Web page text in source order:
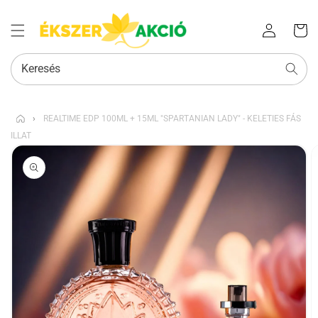
Bejelentkezés
kosara
Keresés
›
REALTIME EDP 100ML + 15ML "SPARTANIAN LADY" - KELETIES FÁS
ILLAT
KIHAGYÁS, ÉS
UGRÁS A
TERMÉKADATOKRA